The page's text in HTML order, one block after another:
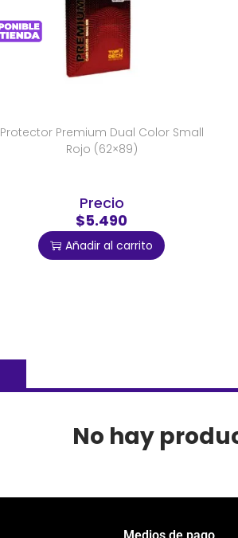
Protector Premium Dual Color Small
Rojo (62×89)
Precio
$5.490
Añadir al carrito
No hay
Medios de pago